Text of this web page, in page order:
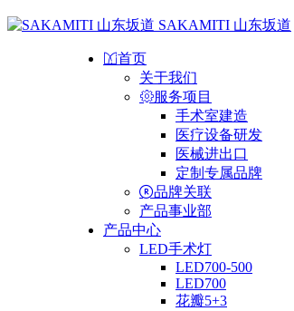
SAKAMITI 山东坂道
首页
关于我们
服务项目
手术室建造
医疗设备研发
医械进出口
定制专属品牌
品牌关联
产品事业部
产品中心
LED手术灯
LED700-500
LED700
花瓣5+3